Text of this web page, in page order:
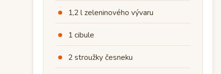
1,2 l zeleninového vývaru
1 cibule
2 stroužky česneku